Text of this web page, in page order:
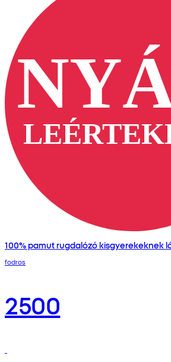
100% pamut rugdalózó kisgyerekeknek
fodros
2500